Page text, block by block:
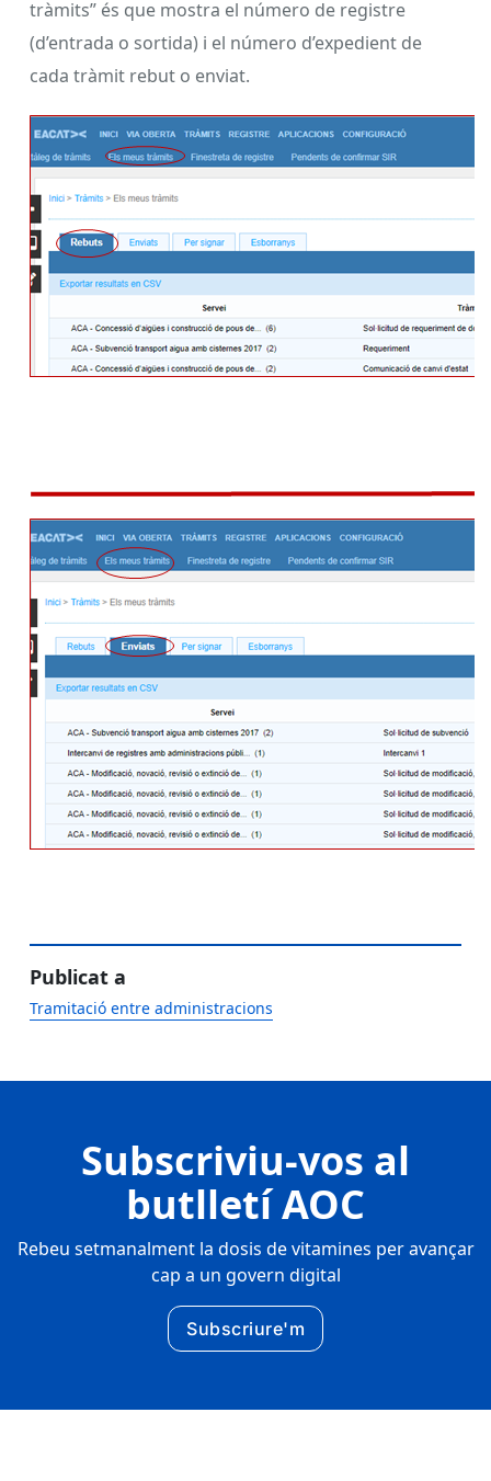
tràmits” és que mostra el número de registre
(d’entrada o sortida) i el número d’expedient de
cada tràmit rebut o enviat.
Publicat a
Tramitació entre administracions
Subscriviu-vos al
butlletí AOC
Rebeu setmanalment la dosis de vitamines per avançar
cap a un govern digital
Subscriure'm